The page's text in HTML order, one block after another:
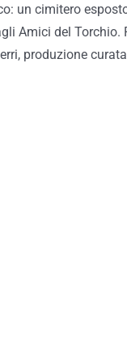
un cimitero
Amici del Torchio.
produzione